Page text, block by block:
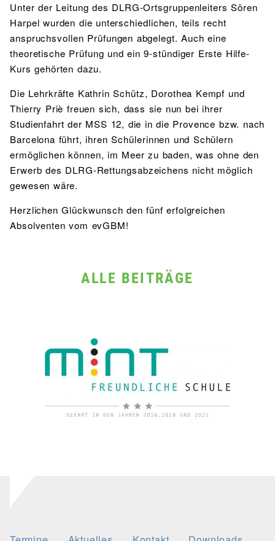
Unter der Leitung des DLRG-Ortsgruppenleiters Sören
Harpel wurden die unterschiedlichen, teils recht
anspruchsvollen Prüfungen abgelegt. Auch eine
theoretische Prüfung und ein 9-stündiger Erste Hilfe-
Kurs gehörten dazu.
Die Lehrkräfte Kathrin Schütz, Dorothea Kempf und
Thierry Priè freuen sich, dass sie nun bei ihrer
Studienfahrt der MSS 12, die in die Provence bzw. nach
Barcelona führt, ihren Schülerinnen und Schülern
ermöglichen können, im Meer zu baden, was ohne den
Erwerb des DLRG-Rettungsabzeichens nicht möglich
gewesen wäre.
Herzlichen Glückwunsch den fünf erfolgreichen
Absolventen vom evGBM!
ALLE BEITRÄGE